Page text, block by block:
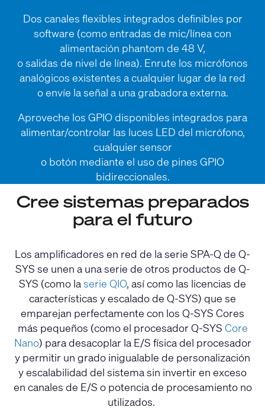
Dos canales flexibles integrados definibles por
software (como entradas de mic/línea con
alimentación phantom de 48 V,
o salidas de nivel de línea). Enrute los micrófonos
analógicos existentes a cualquier lugar de la red
o envíe la señal a una grabadora externa.
Aproveche los GPIO disponibles integrados para
alimentar/controlar las luces LED del micrófono,
cualquier sensor
o botón mediante el uso de pines GPIO
bidireccionales.
Cree sistemas preparados
para el futuro
Los amplificadores en red de la serie SPA-Q de Q-
SYS se unen a una serie de otros productos de Q-
SYS (como laserie QIO, así como las licencias de
características y escalado de Q-SYS) que se
emparejan perfectamente con los Q-SYS Cores
más pequeños (como el procesador Q-SYS Core
Nano) para desacoplar la E/S física del procesador
y permitir un grado inigualable de personalización
y escalabilidad del sistema sin invertir en exceso
en canales de E/S o potencia de procesamiento no
utilizados.